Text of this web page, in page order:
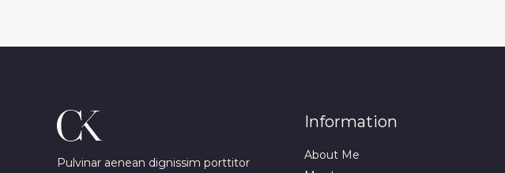
Pulvinar aenean dignissim porttitor
Information
About Me